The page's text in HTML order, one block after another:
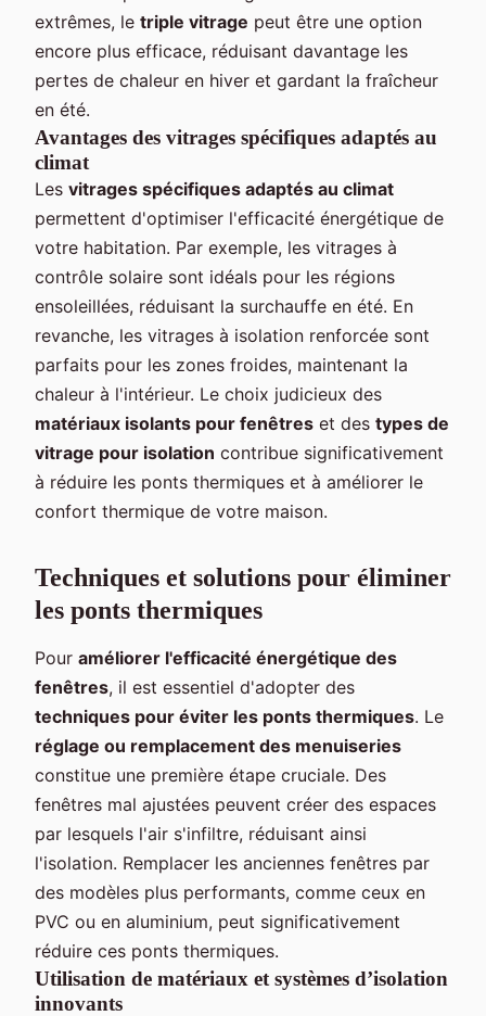
extrêmes, le triple vitrage peut être une option
encore plus efficace, réduisant davantage les
pertes de chaleur en hiver et gardant la fraîcheur
en été.
Avantages des vitrages spécifiques adaptés au
climat
Les vitrages spécifiques adaptés au climat
permettent d'optimiser l'efficacité énergétique de
votre habitation. Par exemple, les vitrages à
contrôle solaire sont idéals pour les régions
ensoleillées, réduisant la surchauffe en été. En
revanche, les vitrages à isolation renforcée sont
parfaits pour les zones froides, maintenant la
chaleur à l'intérieur. Le choix judicieux des
matériaux isolants pour fenêtres et des types de
vitrage pour isolation contribue significativement
à réduire les ponts thermiques et à améliorer le
confort thermique de votre maison.
Techniques et solutions pour éliminer
les ponts thermiques
Pour améliorer l'efficacité énergétique des
fenêtres, il est essentiel d'adopter des
techniques pour éviter les ponts thermiques. Le
réglage ou remplacement des menuiseries
constitue une première étape cruciale. Des
fenêtres mal ajustées peuvent créer des espaces
par lesquels l'air s'infiltre, réduisant ainsi
l'isolation. Remplacer les anciennes fenêtres par
des modèles plus performants, comme ceux en
PVC ou en aluminium, peut significativement
réduire ces ponts thermiques.
Utilisation de matériaux et systèmes d’isolation
innovants